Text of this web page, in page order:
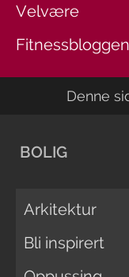
Velvære
Fitnessbloggen
Denne
BOLIG
Arkitektur
Bli inspirert